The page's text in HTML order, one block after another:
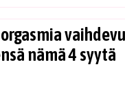
nämä 4 syytä